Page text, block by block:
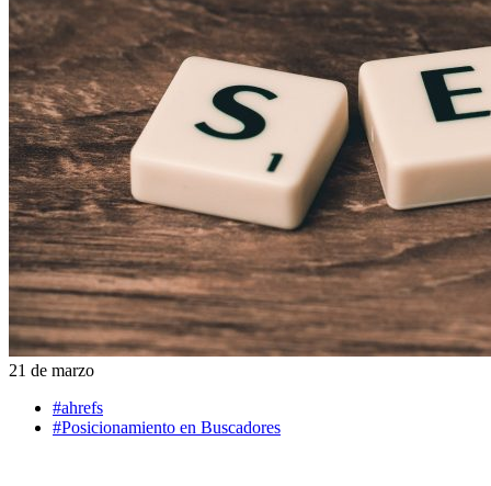
21 de marzo
#ahrefs
#Posicionamiento en Buscadores